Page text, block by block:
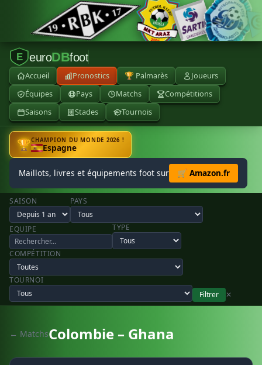
E euroDBfoot
Accueil Pronostics 🏆 Palmarès
Joueurs
Équipes
Pays Matchs
Compétitions
Saisons
Stades Tournois
🏆CHAMPION DU MONDE 2026 !
Espagne
Maillots, livres et équipements foot sur 🛒 Amazon.fr
SAISON PAYS
EQUIPE TYPE
COMPÉTITION
TOURNOI
Filtrer
✕
← MatchsColombie – Ghana